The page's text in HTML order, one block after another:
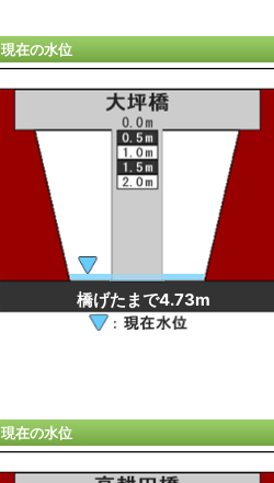
現在の水位
橋げたまで4.73m
現在の水位